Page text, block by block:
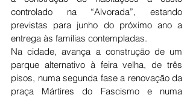
controlado na “Alvorada”, estando
previstas para junho do próximo ano a
entrega às famílias contempladas.
Na cidade, avança a construção de um
parque alternativo à feira velha, de três
pisos, numa segunda fase a renovação da
praça Mártires do Fascismo e numa